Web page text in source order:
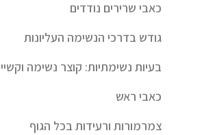
כאבי שרירים נודדים
גודש בדרכי הנשימה העליונות
בעיות נשימתיות: קוצר נשימה
כאבי ראש
צמרמורות ורעידות בכל הגוף